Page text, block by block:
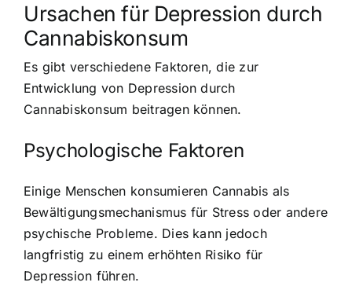
Ursachen für Depression durch
Cannabiskonsum
Es gibt verschiedene Faktoren, die zur
Entwicklung von Depression durch
Cannabiskonsum beitragen können.
Psychologische Faktoren
Einige Menschen konsumieren Cannabis als
Bewältigungsmechanismus für Stress oder andere
psychische Probleme. Dies kann jedoch
langfristig zu einem erhöhten Risiko für
Depression führen.